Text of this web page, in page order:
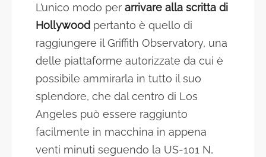
L’unico modo per arrivare alla scritta di
Hollywood pertanto è quello di
raggiungere il Griffith Observatory, una
delle piattaforme autorizzate da cui è
possibile ammirarla in tutto il suo
splendore, che dal centro di Los
Angeles può essere raggiunto
facilmente in macchina in appena
venti minuti seguendo la US-101 N,